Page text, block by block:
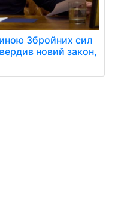
Збройних сил
новий закон,